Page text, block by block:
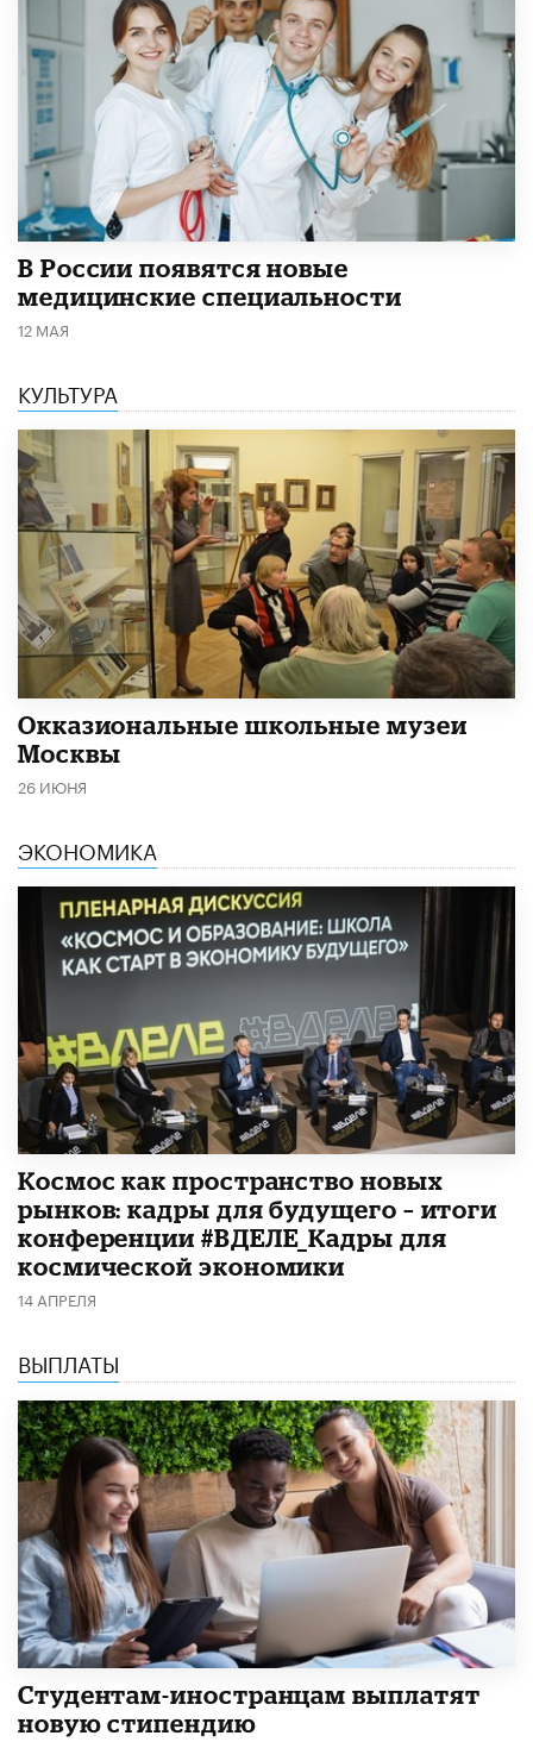
В России появятся новые
медицинские специальности
12 МАЯ
КУЛЬТУРА
​Окказиональные школьные музеи
Москвы
26 ИЮНЯ
ЭКОНОМИКА
Космос как пространство новых
рынков: кадры для будущего – итоги
конференции #ВДЕЛЕ_Кадры для
космической экономики
14 АПРЕЛЯ
ВЫПЛАТЫ
Студентам-иностранцам выплатят
новую стипендию